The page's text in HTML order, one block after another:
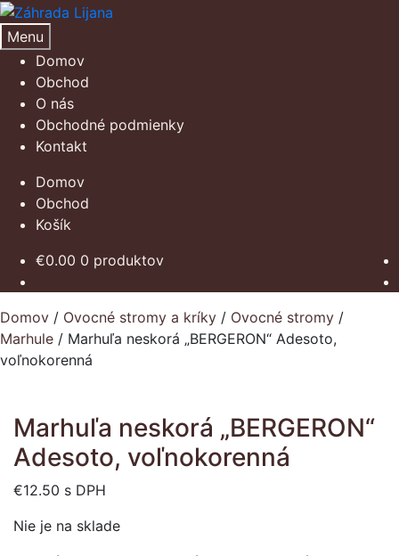
Preskočiť
na
navigáciu
Preskočiť
na
obsah
Menu
Domov
Obchod
O nás
Obchodné podmienky
Kontakt
Domov
Obchod
Košík
€0.00 0 produktov
Domov / Ovocné stromy a kríky / Ovocné stromy /
Marhule / Marhuľa neskorá „BERGERON“ Adesoto,
voľnokorenná
Marhuľa neskorá „BERGERON“
Adesoto, voľnokorenná
€12.50 s DPH
Nie je na sklade